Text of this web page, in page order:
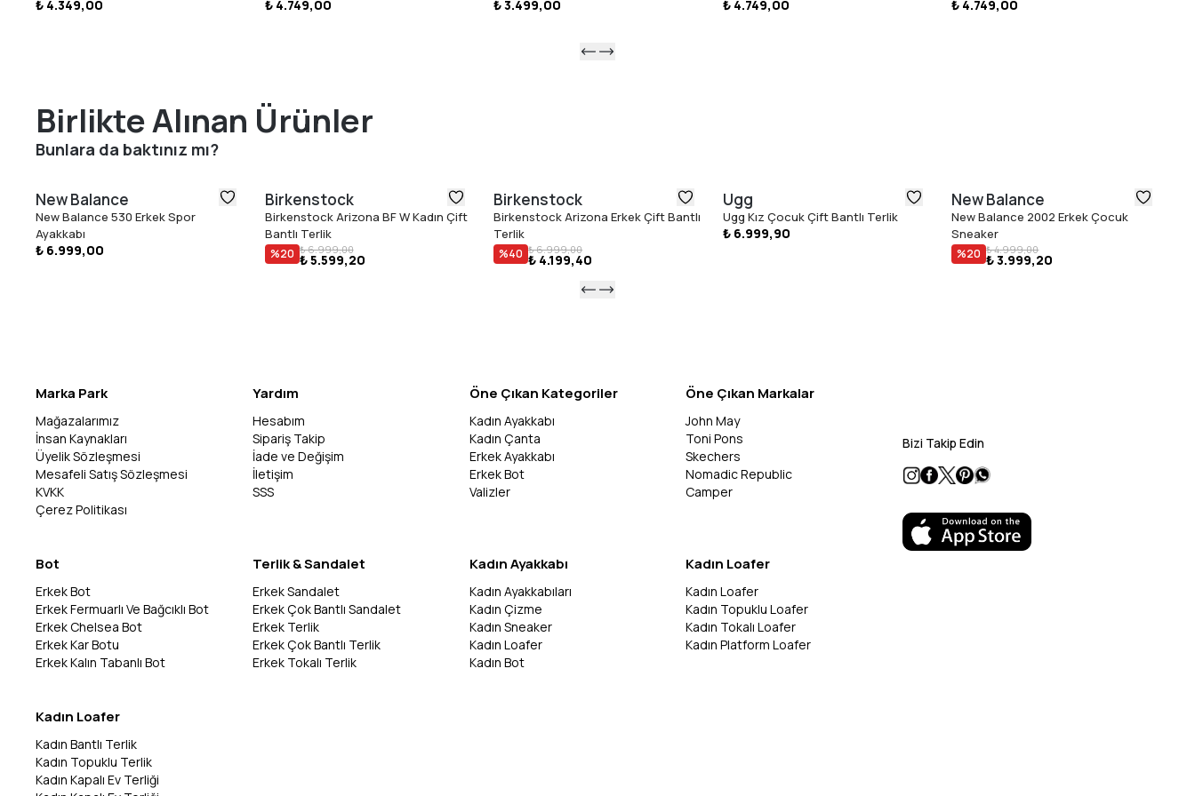
ederiz.
₺ 4.349,00 ₺ 4.749,00 ₺ 3.499,00 ₺ 4.749,00 ₺ 4.749,00
Birlikte Alınan Ürünler
Bunlara da baktınız mı?
New Balance
New Balance 530 Erkek Spor
Ayakkabı
₺ 6.999,00
Birkenstock
Birkenstock Arizona BF W Kadın Çift
Bantlı Terlik
%20 ₺ 6.999,00
₺ 5.599,20
Birkenstock
Birkenstock Arizona Erkek Çift Bantlı
Terlik
%40 ₺ 6.999,00
₺ 4.199,40
Ugg
Ugg Kız Çocuk Çift Bantlı Terlik
₺ 6.999,90
New Balance
New Balance 2002 Erkek Çocuk
Sneaker
%20 ₺ 4.999,00
₺ 3.999,20
Marka Park
Mağazalarımız
İnsan Kaynakları
Üyelik Sözleşmesi
Mesafeli Satış Sözleşmesi
KVKK
Çerez Politikası
Yardım
Hesabım
Sipariş Takip
İade ve Değişim
İletişim
SSS
Öne Çıkan Kategoriler
Kadın Ayakkabı
Kadın Çanta
Erkek Ayakkabı
Erkek Bot
Valizler
Öne Çıkan Markalar
John May
Toni Pons
Skechers
Nomadic Republic
Camper
Bot
Erkek Bot
Erkek Fermuarlı Ve Bağcıklı Bot
Erkek Chelsea Bot
Erkek Kar Botu
Erkek Kalın Tabanlı Bot
Terlik & Sandalet
Erkek Sandalet
Erkek Çok Bantlı Sandalet
Erkek Terlik
Erkek Çok Bantlı Terlik
Erkek Tokalı Terlik
Kadın Ayakkabı
Kadın Ayakkabıları
Kadın Çizme
Kadın Sneaker
Kadın Loafer
Kadın Bot
Kadın Loafer
Kadın Loafer
Kadın Topuklu Loafer
Kadın Tokalı Loafer
Kadın Platform Loafer
Kadın Loafer
Kadın Bantlı Terlik
Kadın Topuklu Terlik
Kadın Kapalı Ev Terliği
Bizi Takip Edin